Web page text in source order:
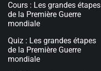
Cours : Les grandes étapes
de la Première Guerre
mondiale
Quiz : Les grandes étapes
de la Première Guerre
mondiale